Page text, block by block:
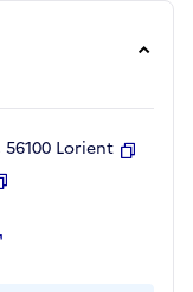
Lorient